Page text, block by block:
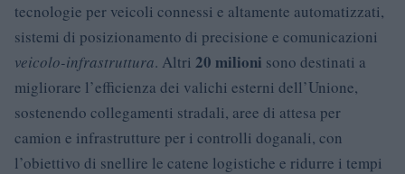
tecnologie per veicoli connessi e altamente automatizzati,
sistemi di posizionamento di precisione e comunicazioni
veicolo-infrastruttura. Altri 20 milioni sono destinati a
migliorare l’efficienza dei valichi esterni dell’Unione,
sostenendo collegamenti stradali, aree di attesa per
camion e infrastrutture per i controlli doganali, con
l’obiettivo di snellire le catene logistiche e ridurre i tempi